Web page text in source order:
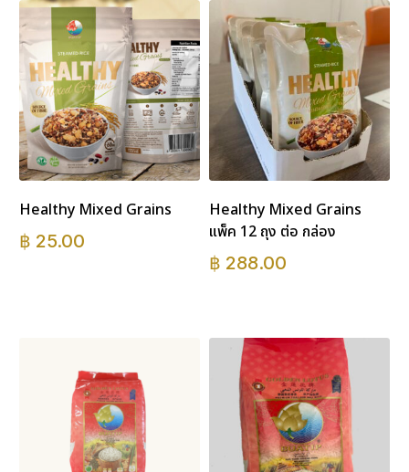
Healthy Mixed Grains
฿ 25.00
Healthy Mixed Grains
แพ็ค 12 ถุง ต่อ กล่อง
฿ 288.00